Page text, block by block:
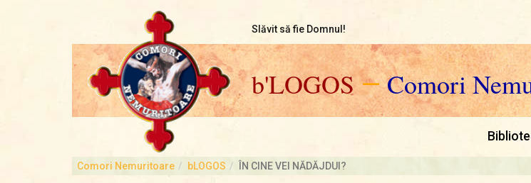
Slăvit să fie Domnul!
b'LOGOS—Comori
Comori Nemuritoare bLOGOS ÎN CINE VEI NĂDĂJDUI?